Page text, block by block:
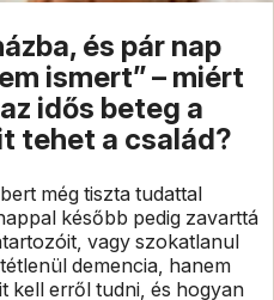
és pár nap
ismert” – miért
idős beteg a
tehet a család?
még tiszta tudattal
később pedig zavarttá
vagy szokatlanul
demencia, hanem
kell erről tudni, és hogyan